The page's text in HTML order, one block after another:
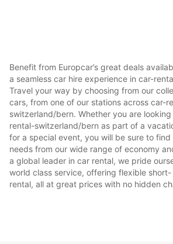
Benefit from Europcar’s great deals
a seamless car hire experience in car-
Travel your way by choosing from our
cars, from one of our stations across car-
switzerland/bern. Whether you are
rental-switzerland/bern as part of a
for a special event, you will be sure to
needs from our wide range of economy
a global leader in car rental, we pride
world class service, offering flexible
rental, all at great prices with no hidden